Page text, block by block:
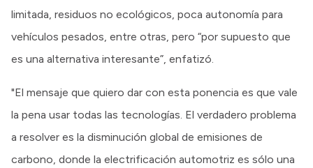
limitada, residuos no ecológicos, poca autonomía para
vehículos pesados, entre otras, pero “por supuesto que
es una alternativa interesante”, enfatizó.
"El mensaje que quiero dar con esta ponencia es que vale
la pena usar todas las tecnologías. El verdadero problema
a resolver es la disminución global de emisiones de
carbono, donde la electrificación automotriz es sólo una